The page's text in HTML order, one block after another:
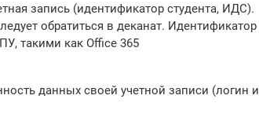
запись (идентификатор студента, ИДС).
обратиться в деканат. Идентификатор
такими как Office 365
данных своей учетной записи (логин и